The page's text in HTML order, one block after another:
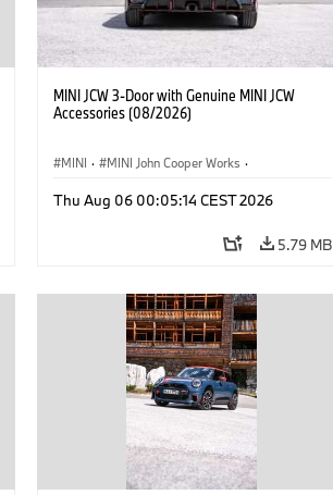
MINI JCW 3-Door with Genuine MINI JCW
Accessories (08/2026)
MINI · MINI John Cooper Works ·
Optional Extras, Accessories
Thu Aug 06 00:05:14 CEST 2026
5.79 MB